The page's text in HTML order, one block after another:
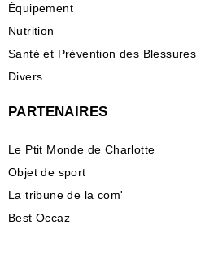
Équipement
Nutrition
Santé et Prévention des Blessures
Divers
PARTENAIRES
Le Ptit Monde de Charlotte
Objet de sport
La tribune de la com'
Best Occaz